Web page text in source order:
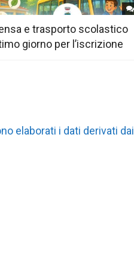
e trasporto scolastico
giorno per l’iscrizione
elaborati i dati derivati dai